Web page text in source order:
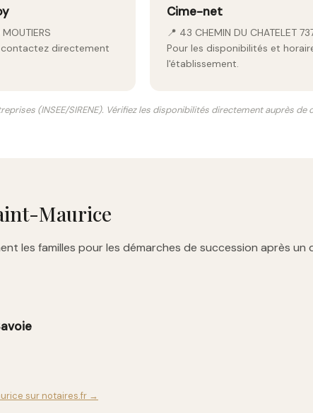
directement
Cime-net
📍 43 CHEMIN DU CHATELET
Pour les disponibilités et
l'établissement.
(INSEE/SIRENE). Vérifiez les disponibilités directement auprès de
Maurice
les familles pour les démarches de succession après un
sur notaires.fr →